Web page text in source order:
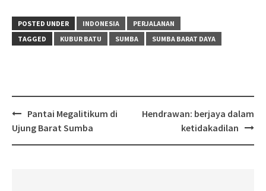
POSTED UNDER INDONESIA
PERJALANAN
TAGGED
KUBUR BATU SUMBA SUMBA BARAT DAYA
Post
navigation
Pantai Megalitikum di
Ujung Barat Sumba
Hendrawan: berjaya dalam
ketidakadilan